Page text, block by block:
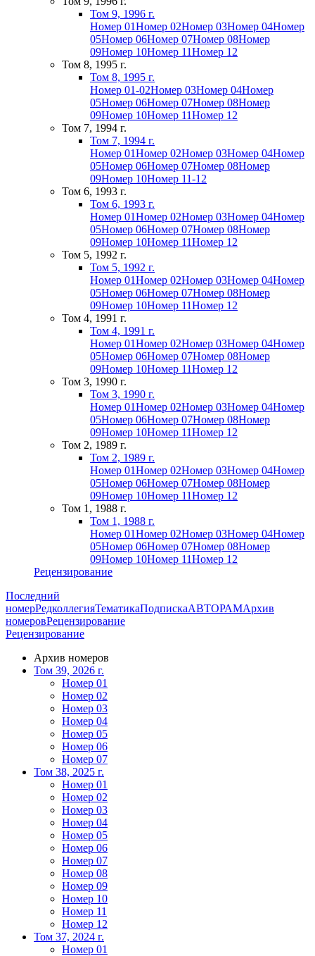
Том 9, 1996 г.
Номер 01Номер 02Номер 03Номер 04Номер
05Номер 06Номер 07Номер 08Номер
09Номер 10Номер 11Номер 12
Том 8, 1995 г.
Том 8, 1995 г.
Номер 01-02Номер 03Номер 04Номер
05Номер 06Номер 07Номер 08Номер
09Номер 10Номер 11Номер 12
Том 7, 1994 г.
Том 7, 1994 г.
Номер 01Номер 02Номер 03Номер 04Номер
05Номер 06Номер 07Номер 08Номер
09Номер 10Номер 11-12
Том 6, 1993 г.
Том 6, 1993 г.
Номер 01Номер 02Номер 03Номер 04Номер
05Номер 06Номер 07Номер 08Номер
09Номер 10Номер 11Номер 12
Том 5, 1992 г.
Том 5, 1992 г.
Номер 01Номер 02Номер 03Номер 04Номер
05Номер 06Номер 07Номер 08Номер
09Номер 10Номер 11Номер 12
Том 4, 1991 г.
Том 4, 1991 г.
Номер 01Номер 02Номер 03Номер 04Номер
05Номер 06Номер 07Номер 08Номер
09Номер 10Номер 11Номер 12
Том 3, 1990 г.
Том 3, 1990 г.
Номер 01Номер 02Номер 03Номер 04Номер
05Номер 06Номер 07Номер 08Номер
09Номер 10Номер 11Номер 12
Том 2, 1989 г.
Том 2, 1989 г.
Номер 01Номер 02Номер 03Номер 04Номер
05Номер 06Номер 07Номер 08Номер
09Номер 10Номер 11Номер 12
Том 1, 1988 г.
Том 1, 1988 г.
Номер 01Номер 02Номер 03Номер 04Номер
05Номер 06Номер 07Номер 08Номер
09Номер 10Номер 11Номер 12
Рецензирование
Последний
номерРедколлегияТематикаПодпискаАВТОРАМАрхив
номеровРецензирование
Рецензирование
Архив номеров
Том 39, 2026 г.
Номер 01
Номер 02
Номер 03
Номер 04
Номер 05
Номер 06
Номер 07
Том 38, 2025 г.
Номер 01
Номер 02
Номер 03
Номер 04
Номер 05
Номер 06
Номер 07
Номер 08
Номер 09
Номер 10
Номер 11
Номер 12
Том 37, 2024 г.
Номер 01